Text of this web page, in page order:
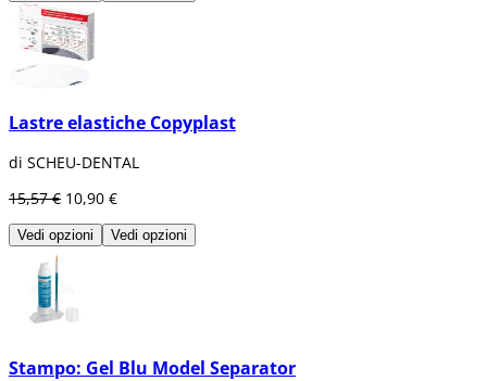
Lastre elastiche Copyplast
di SCHEU-DENTAL
15,57 € 10,90 €
Vedi opzioni Vedi opzioni
Stampo: Gel Blu Model Separator